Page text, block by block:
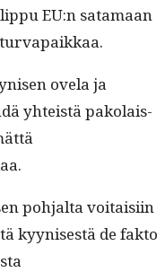
EU:n sata­maan
ovela ja
yhteistä pako­lais­
poh­jal­ta voitaisi­in
kyynis­es­tä de fak­to